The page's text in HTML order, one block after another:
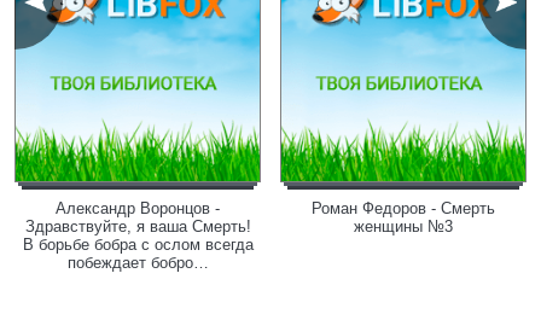
Александр Воронцов -
Здравствуйте, я ваша Смерть!
В борьбе бобра с ослом всегда
побеждает бобро…
Роман Федоров - Смерть
женщины №3